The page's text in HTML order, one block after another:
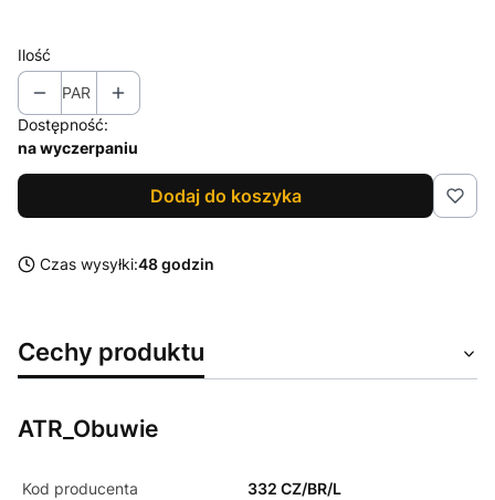
Ilość
PAR
Dostępność:
na wyczerpaniu
Dodaj do koszyka
Czas wysyłki:48 godzin
Cechy produktu
ATR_Obuwie
Kod producenta 332 CZ/BR/L